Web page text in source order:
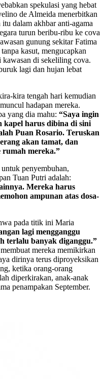
spekulasi yang hebat
de Almeida menerbitkan
dalam akhbar anti-agama
turun beribu-ribu ke cova
gunung sekitar Fatima
kasut, mengucapkan
kawasan di sekeliling cova.
lagi dan hujan lebat
kira tengah hari kemudian
hadapan mereka.
yang dia mahu: “Saya ingin
kapel harus dibina di sini
Puan Rosario. Teruskan
akan tamat, dan
rumah mereka.”
penyembuhan,
Tuan Putri adalah:
Mereka harus
ampunan atas dosa-
pada titik ini Maria
lagi mengganggu
terlalu banyak diganggu.”
mereka memikirkan
dirinya terus diproyeksikan
ketika orang-orang
diperkirakan, anak-anak
penampakan September.